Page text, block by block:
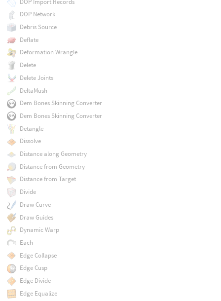
DOP Network
Debris Source
Deflate
Deformation Wrangle
Delete
Delete Joints
DeltaMush
Dem Bones Skinning Converter
Dem Bones Skinning Converter
Detangle
Dissolve
Distance along Geometry
Distance from Geometry
Distance from Target
Divide
Draw Curve
Draw Guides
Dynamic Warp
Each
Edge Collapse
Edge Cusp
Edge Divide
Edge Equalize